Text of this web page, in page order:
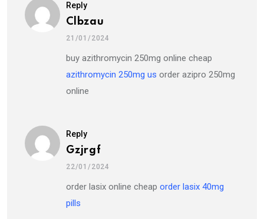
Reply
Clbzau
21/01/2024
buy azithromycin 250mg online cheap
azithromycin 250mg us order azipro 250mg
online
Reply
Gzjrgf
22/01/2024
order lasix online cheap order lasix 40mg
pills